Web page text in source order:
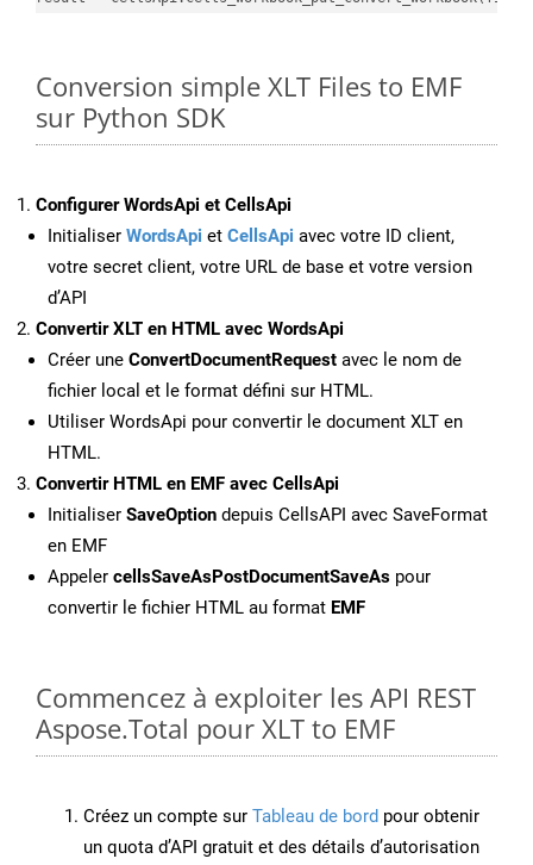
Conversion simple XLT Files to EMF
sur Python SDK
Configurer WordsApi et CellsApi
Initialiser WordsApi et CellsApi avec votre ID client,
votre secret client, votre URL de base et votre version
d’API
Convertir XLT en HTML avec WordsApi
Créer une ConvertDocumentRequest avec le nom de
fichier local et le format défini sur HTML.
Utiliser WordsApi pour convertir le document XLT en
HTML.
Convertir HTML en EMF avec CellsApi
Initialiser SaveOption depuis CellsAPI avec SaveFormat
en EMF
Appeler cellsSaveAsPostDocumentSaveAs pour
convertir le fichier HTML au format EMF
Commencez à exploiter les API REST
Aspose.Total pour XLT to EMF
Créez un compte sur Tableau de bord pour obtenir
un quota d’API gratuit et des détails d’autorisation